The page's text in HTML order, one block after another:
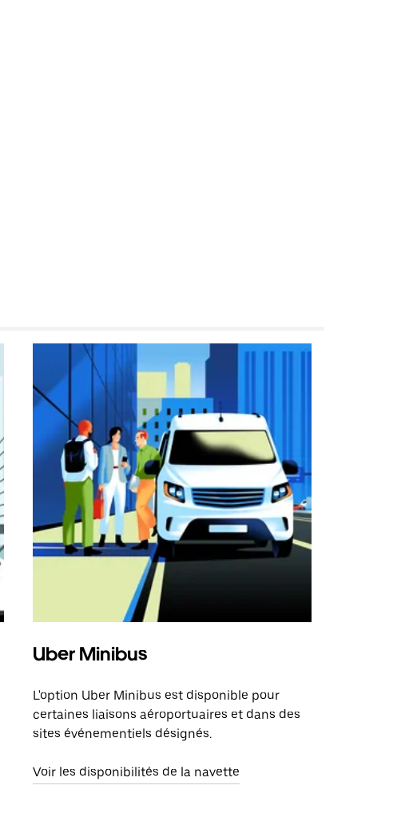
Uber Minibus
L'option Uber Minibus est disponible pour
certaines liaisons aéroportuaires et dans des
sites événementiels désignés.
Voir les disponibilités de la navette